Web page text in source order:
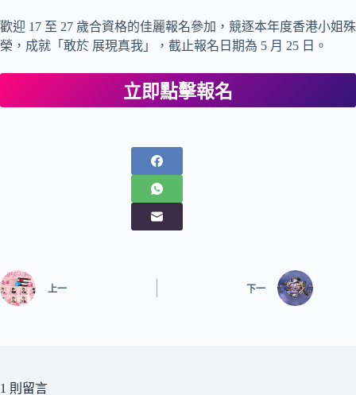
歡迎 17 至 27 歲合資格的佳麗報名參加，競逐本年度香港小姐殊
榮，成就「敢於 展現真我」，截止報名日期為 5 月 25 日。
立即點擊報名
上一 下一
1 則留言